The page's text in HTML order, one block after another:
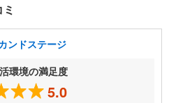
ンドステージ
環境の満足度
5.0